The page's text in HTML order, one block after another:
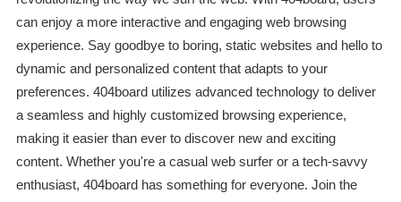
can enjoy a more interactive and engaging web browsing
experience. Say goodbye to boring, static websites and hello to
dynamic and personalized content that adapts to your
preferences. 404board utilizes advanced technology to deliver
a seamless and highly customized browsing experience,
making it easier than ever to discover new and exciting
content. Whether you're a casual web surfer or a tech-savvy
enthusiast, 404board has something for everyone. Join the